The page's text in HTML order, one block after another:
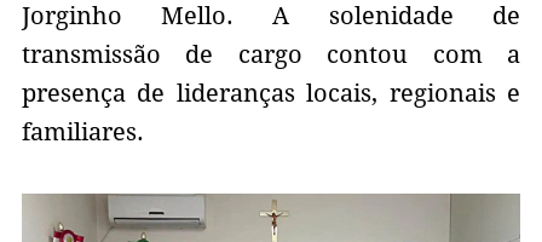
Jorginho Mello. A solenidade de
transmissão de cargo contou com a
presença de lideranças locais, regionais e
familiares.